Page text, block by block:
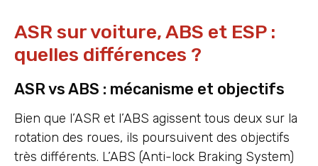
ASR sur voiture, ABS et ESP :
quelles différences ?
ASR vs ABS : mécanisme et objectifs
Bien que l’ASR et l’ABS agissent tous deux sur la
rotation des roues, ils poursuivent des objectifs
très différents. L’ABS (Anti-lock Braking System)